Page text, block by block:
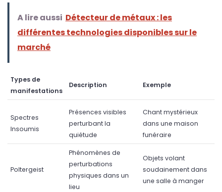
A lire aussi Détecteur de métaux : les
différentes technologies disponibles sur le
marché
Types de
manifestations
Description Exemple
Spectres
Insoumis
Présences visibles
perturbant la
quiétude
Chant mystérieux
dans une maison
funéraire
Poltergeist
Phénomènes de
perturbations
physiques dans un
lieu
Objets volant
soudainement dans
une salle à manger